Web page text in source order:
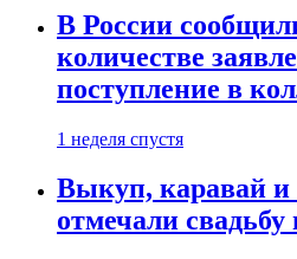
В России
количестве
поступление в
1 неделя спустя
Выкуп, каравай и
отмечали